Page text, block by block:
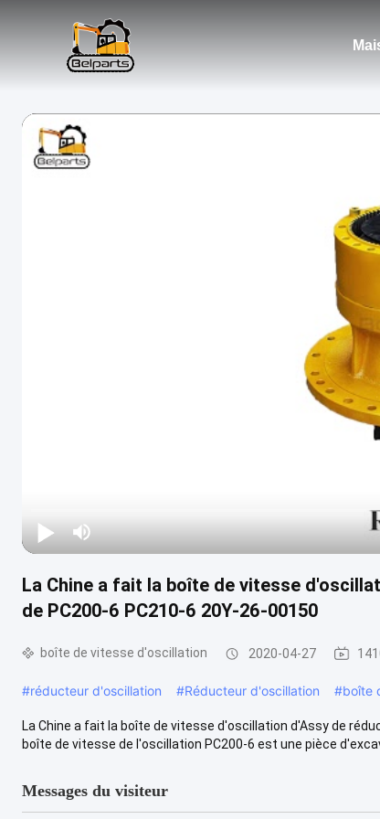
La Chine a fait la boîte de vitesse
de PC200-6 PC210-6 20Y-26-00150
boîte de vitesse d'oscillation 2020-04-27
#réducteur d'oscillation #Réducteur d'oscillation #boîte
La Chine a fait la boîte de vitesse d'oscillation d'Assy de
boîte de vitesse de l'oscillation PC200-6 est une pièce
Messages du visiteur